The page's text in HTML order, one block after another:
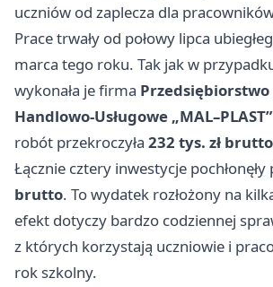
uczniów od zaplecza dla
Prace trwały od połowy lipca
marca tego roku. Tak jak w
wykonała je firma
Handlowo-Usługowe
robót przekroczyła 232 tys. zł brutto
Łącznie cztery inwestycje pochłonęły
brutto. To wydatek rozłożony na
efekt dotyczy bardzo codziennej
z których korzystają uczniowie i
rok szkolny.